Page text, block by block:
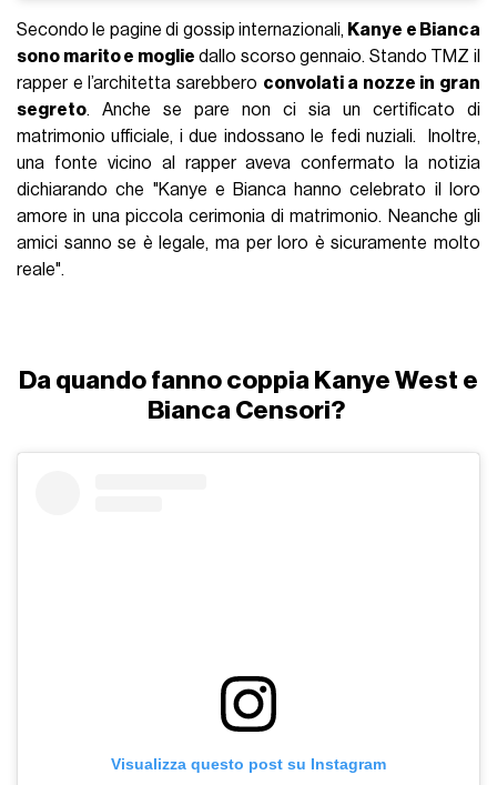
Secondo le pagine di gossip internazionali, Kanye e Bianca
sono marito e moglie dallo scorso gennaio. Stando TMZ il
rapper e l’architetta sarebbero convolati a nozze in gran
segreto. Anche se pare non ci sia un certificato di
matrimonio ufficiale, i due indossano le fedi nuziali. Inoltre,
una fonte vicino al rapper aveva confermato la notizia
dichiarando che "Kanye e Bianca hanno celebrato il loro
amore in una piccola cerimonia di matrimonio. Neanche gli
amici sanno se è legale, ma per loro è sicuramente molto
reale".
Da quando fanno coppia Kanye West e
Bianca Censori?
Visualizza questo post su Instagram